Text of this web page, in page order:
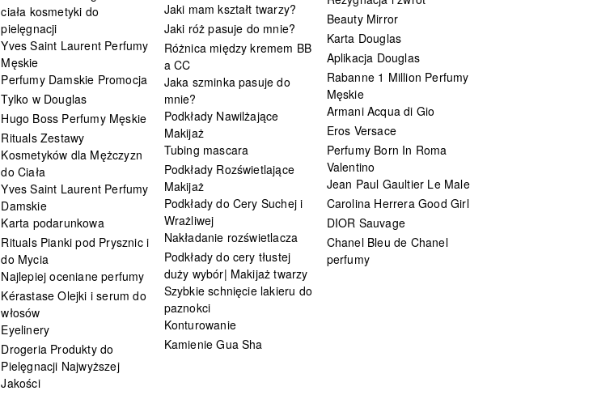
ciała kosmetyki do
pielęgnacji
Yves Saint Laurent Perfumy
Męskie
Perfumy Damskie Promocja
Tylko w Douglas
Hugo Boss Perfumy Męskie
Rituals Zestawy
Kosmetyków dla Mężczyzn
do Ciała
Yves Saint Laurent Perfumy
Damskie
Karta podarunkowa
Rituals Pianki pod Prysznic i
do Mycia
Najlepiej oceniane perfumy
Kérastase Olejki i serum do
włosów
Eyelinery
Drogeria Produkty do
Pielęgnacji Najwyższej
Jakości
Jaki mam kształt twarzy?
Jaki róż pasuje do mnie?
Różnica między kremem BB
a CC
Jaka szminka pasuje do
mnie?
Podkłady Nawilżające
Makijaż
Tubing mascara
Podkłady Rozświetlające
Makijaż
Podkłady do Cery Suchej i
Wrażliwej
Nakładanie rozświetlacza
Podkłady do cery tłustej
duży wybór| Makijaż twarzy
Szybkie schnięcie lakieru do
paznokci
Konturowanie
Kamienie Gua Sha
Beauty Mirror
Karta Douglas
Aplikacja Douglas
Rabanne 1 Million Perfumy
Męskie
Armani Acqua di Gio
Eros Versace
Perfumy Born In Roma
Valentino
Jean Paul Gaultier Le Male
Carolina Herrera Good Girl
DIOR Sauvage
Chanel Bleu de Chanel
perfumy